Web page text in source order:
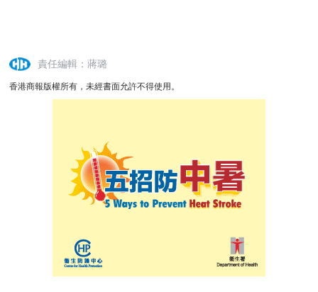
責任編輯：蔣璐
香港商報版權所有，未經書面允許不得使用。